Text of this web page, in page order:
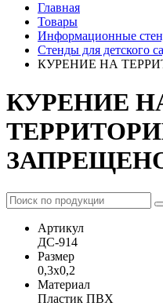
Главная
Товары
Информационные
Стенды для детского
КУРЕНИЕ НА
КУРЕНИЕ
Артикул
ДС-914
Размер
0,3x0,2
Материал
Пластик ПВХ